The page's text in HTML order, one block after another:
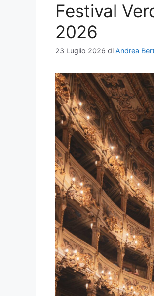
Festival
2026
23 Luglio 2026 di Andrea